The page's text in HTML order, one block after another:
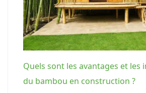
Quels sont les avantages et les
du bambou en construction ?